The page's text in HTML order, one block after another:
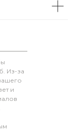
Из-за
и